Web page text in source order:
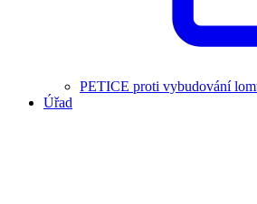
PETICE proti vybudování
Úřad